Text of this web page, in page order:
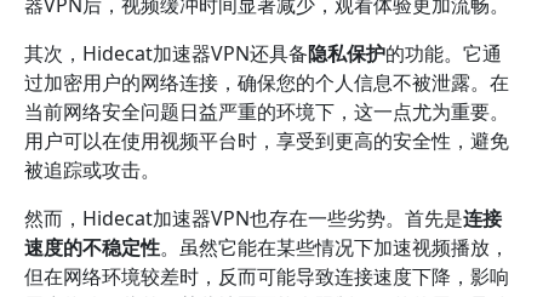
其次，Hidecat加速器VPN还具备隐私保护的功能。它通
过加密用户的网络连接，确保您的个人信息不被泄露。在
当前网络安全问题日益严重的环境下，这一点尤为重要。
用户可以在使用视频平台时，享受到更高的安全性，避免
被追踪或攻击。
然而，Hidecat加速器VPN也存在一些劣势。首先是连接
速度的不稳定性。虽然它能在某些情况下加速视频播放，
但在网络环境较差时，反而可能导致连接速度下降，影响